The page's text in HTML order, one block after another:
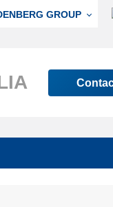
GROUP